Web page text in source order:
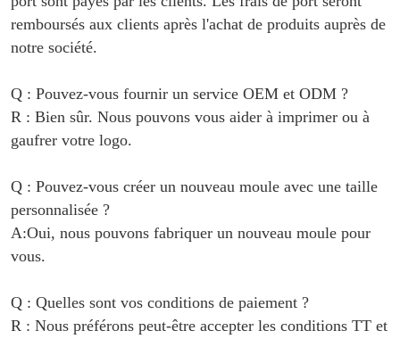
remboursés aux clients après l'achat de produits auprès de
notre société.
Q : Pouvez-vous fournir un service OEM et ODM ?
R : Bien sûr. Nous pouvons vous aider à imprimer ou à
gaufrer votre logo.
Q : Pouvez-vous créer un nouveau moule avec une taille
personnalisée ?
A:Oui, nous pouvons fabriquer un nouveau moule pour
vous.
Q : Quelles sont vos conditions de paiement ?
R : Nous préférons peut-être accepter les conditions TT et